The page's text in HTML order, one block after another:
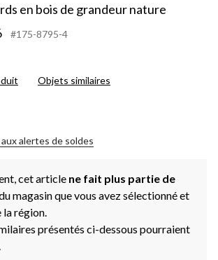
en bois de grandeur nature
#175-8795-4
Objets similaires
alertes de soldes
cet article ne fait plus partie de
magasin que vous avez sélectionné et
la région.
présentés ci-dessous pourraient